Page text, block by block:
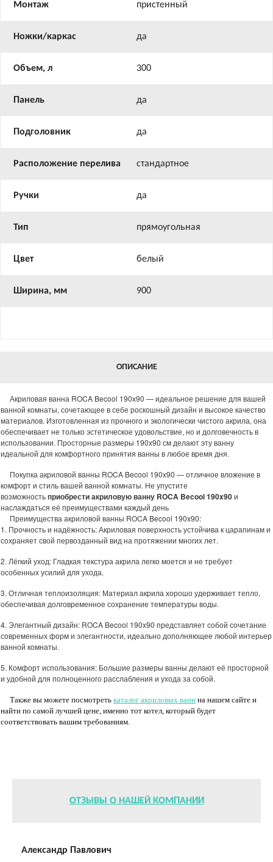
Монтаж пристенный
Ножки/каркас да
Объем, л 300
Панель да
Подголовник да
Расположение перелива стандартное
Ручки да
Тип прямоугольная
Цвет белый
Ширина, мм 900
ОПИСАНИЕ
Акриловая ванна ROCA Becool 190x90 — идеальное решение для вашей
ванной комнаты, сочетающее в себе роскошный дизайн и высокое качество
материалов. Изготовленная из прочного и экологически чистого акрила, она
обеспечивает не только эстетическое удовольствие, но и долговечность в
использовании. Просторные размеры 190x90 см делают эту ванну
идеальной для комфортного принятия ванны в любое время дня.
Покупка акриловой ванны ROCA Becool 190x90 — отличное вложение в
комфорт и стиль вашей ванной комнаты. Не упустите
возможностьприобрести акриловую ванну ROCA Becool 190x90и
наслаждаться её преимуществами каждый день
Преимущества акриловой ванны ROCA Becool 190x90:
1. Прочность и надёжность: Акриловая поверхность устойчива к царапинам и
сохраняет свой первозданный вид на протяжении многих лет.
2. Лёгкий уход: Гладкая текстура акрила легко моется и не требует
особенных усилий для ухода.
3. Отличная теплоизоляция: Материал акрила хорошо удерживает тепло,
обеспечивая долговременное сохранение температуры воды.
4. Элегантный дизайн: ROCA Becool 190x90 представляет собой сочетание
современных форм и элегантности, идеально дополняющее любой интерьер
ванной комнаты.
5. Комфорт использования: Большие размеры ванны делают её просторной
и удобной для полноценного расслабления и ухода за собой.
Также вы можете посмотреть каталог акриловых ванн на нашем сайте и
найти по самой лучшей цене, именно тот котел, который будет
соответствовать вашим требованиям.
ОТЗЫВЫ О НАШЕЙ КОМПАНИИ
Александр Павлович